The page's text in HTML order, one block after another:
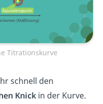
Titrationskurve
schnell den
Knickin der Kurve.